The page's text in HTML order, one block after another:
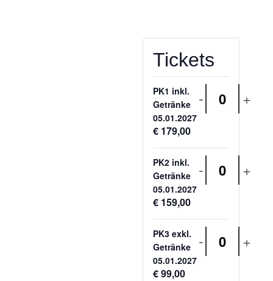
Tickets
PK1 inkl.
Getränke
05.01.2027
€ 179,00
- Anzahl
+
PK2 inkl.
Getränke
05.01.2027
€ 159,00
- Anzahl
+
PK3 exkl.
Getränke
05.01.2027
€99,00
- Anzahl
+